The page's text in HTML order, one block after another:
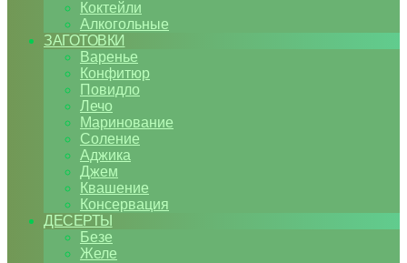
Коктейли
Алкогольные
ЗАГОТОВКИ
Варенье
Конфитюр
Повидло
Лечо
Маринование
Соление
Аджика
Джем
Квашение
Консервация
ДЕСЕРТЫ
Безе
Желе